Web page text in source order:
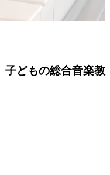
子どもの総合音楽教